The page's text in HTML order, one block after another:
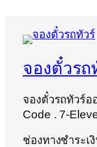
จองตั๋วรถ
จองตั๋วรถทัวร์
Code . 7-
ช่องทางชำระเ